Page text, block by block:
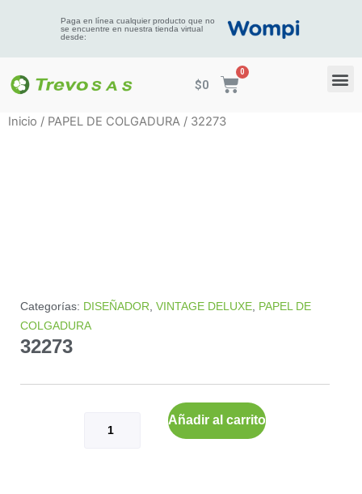
Paga en línea cualquier producto que no
se encuentre en nuestra tienda virtual
desde:
$0
Inicio / PAPEL DE COLGADURA / 32273
Categorías: DISEÑADOR VINTAGE DELUXE PAPEL DE
COLGADURA
32273
Añadir al carrito